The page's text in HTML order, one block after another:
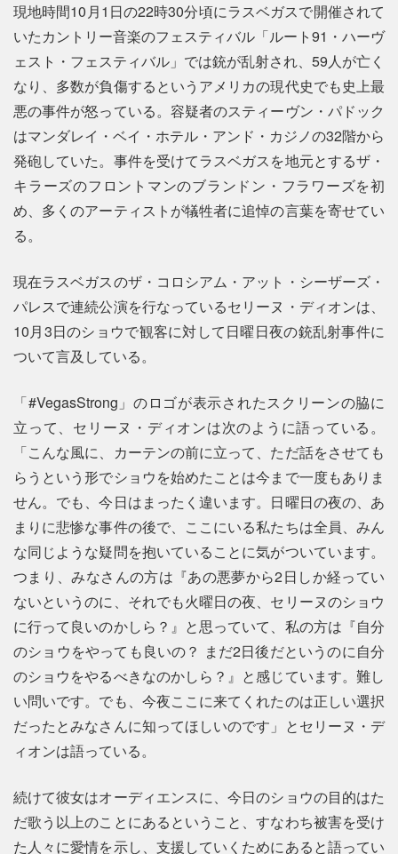
現地時間10月1日の22時30分頃にラスベガスで開催されて
いたカントリー音楽のフェスティバル「ルート91・ハーヴ
ェスト・フェスティバル」では銃が乱射され、59人が亡く
なり、多数が負傷するというアメリカの現代史でも史上最
悪の事件が怒っている。容疑者のスティーヴン・パドック
はマンダレイ・ベイ・ホテル・アンド・カジノの32階から
発砲していた。事件を受けてラスベガスを地元とするザ・
キラーズのフロントマンのブランドン・フラワーズを初
め、多くのアーティストが犠牲者に追悼の言葉を寄せてい
る。
現在ラスベガスのザ・コロシアム・アット・シーザーズ・
パレスで連続公演を行なっているセリーヌ・ディオンは、
10月3日のショウで観客に対して日曜日夜の銃乱射事件に
ついて言及している。
「#VegasStrong」のロゴが表示されたスクリーンの脇に
立って、セリーヌ・ディオンは次のように語っている。
「こんな風に、カーテンの前に立って、ただ話をさせても
らうという形でショウを始めたことは今まで一度もありま
せん。でも、今日はまったく違います。日曜日の夜の、あ
まりに悲惨な事件の後で、ここにいる私たちは全員、みん
な同じような疑問を抱いていることに気がついています。
つまり、みなさんの方は『あの悪夢から2日しか経ってい
ないというのに、それでも火曜日の夜、セリーヌのショウ
に行って良いのかしら？』と思っていて、私の方は『自分
のショウをやっても良いの？ まだ2日後だというのに自分
のショウをやるべきなのかしら？』と感じています。難し
い問いです。でも、今夜ここに来てくれたのは正しい選択
だったとみなさんに知ってほしいのです」とセリーヌ・デ
ィオンは語っている。
続けて彼女はオーディエンスに、今日のショウの目的はた
だ歌う以上のことにあるということ、すなわち被害を受け
た人々に愛情を示し、支援していくためにあると語ってい